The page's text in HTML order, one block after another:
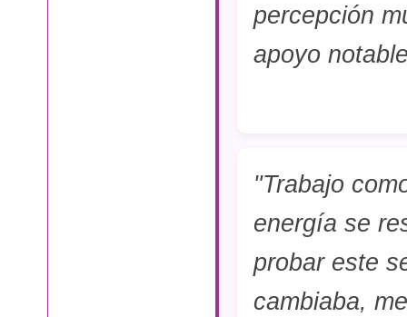
percepción
apoyo
"Trabajo
energía se
probar este
cambiaba,